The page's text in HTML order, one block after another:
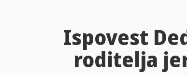
Ispovest
roditelja